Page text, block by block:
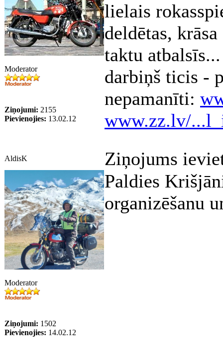
Moderator
Ziņojumi: 2155
Pievienojies: 13.02.12
lielais
deldētas,
taktu
darbiņš ticis -
nepamanīti:
www.zz.lv/
AldisK Ziņojums
Moderator
Ziņojumi: 1502
Pievienojies: 14.02.12
Paldies
organizēšanu